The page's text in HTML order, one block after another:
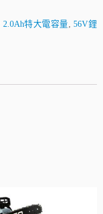
2.0Ah特大電容量,56V鋰